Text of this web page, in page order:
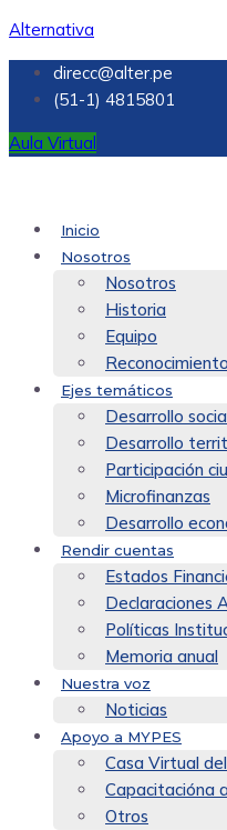
Alternativa
direcc@alter.pe
(51-1) 4815801
Aula Virtual
Inicio
Nosotros
Nosotros
Historia
Equipo
Ejes temáticos
Desarrollo
Desarrollo
Participación
Microfinanzas
Desarrollo
Rendir cuentas
Estados
Declaraciones
Políticas
Memoria anual
Nuestra voz
Noticias
Apoyo a MYPES
Casa Virtual
Capacitacióna
Otros